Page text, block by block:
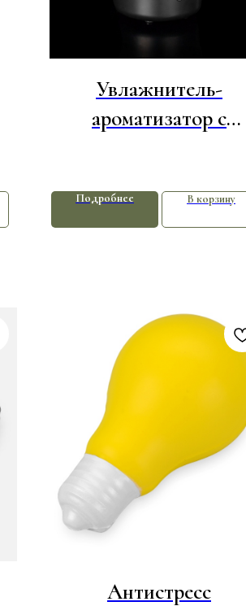
Увлажнитель-
ароматизатор с
Подробнее В корзину
Антистресс